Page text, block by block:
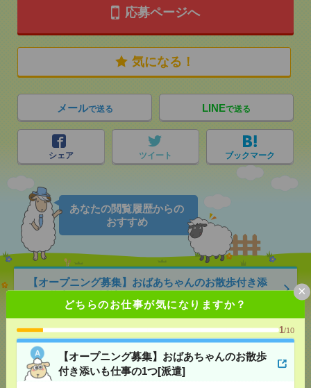
どちらのお仕事が気になりますか？
1/10
【オープニング募集】おばあちゃんのお散歩
付き添いも仕事の1つ[派遣]
×
応募ページへ
気になる！
メールで送る LINEで送る
シェア ツイート ブックマーク
あなたの閲覧履歴からの
おすすめ
【オープニング募集】おばあちゃんのお散歩付き添
OK ■扶養内OK ■日収1万2000円以上
[交通費]
[勤務地]
巣鴨駅 目白駅/北池袋駅/…
気になる！